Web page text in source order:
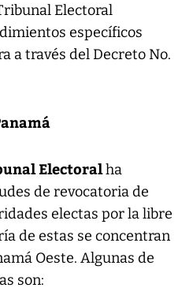
Electoral
específicos
a través del Decreto No.
Electoralha
de revocatoria de
electas por la libre
de estas se concentran
Oeste. Algunas de
son: